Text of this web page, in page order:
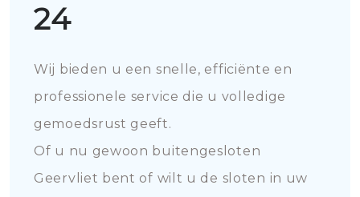
24
Wij bieden u een snelle, efficiënte en
professionele service die u volledige
gemoedsrust geeft.
Of u nu gewoon buitengesloten
Geervliet bent of wilt u de sloten in uw